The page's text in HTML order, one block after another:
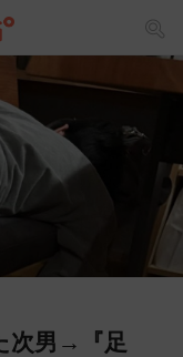
次男→『足